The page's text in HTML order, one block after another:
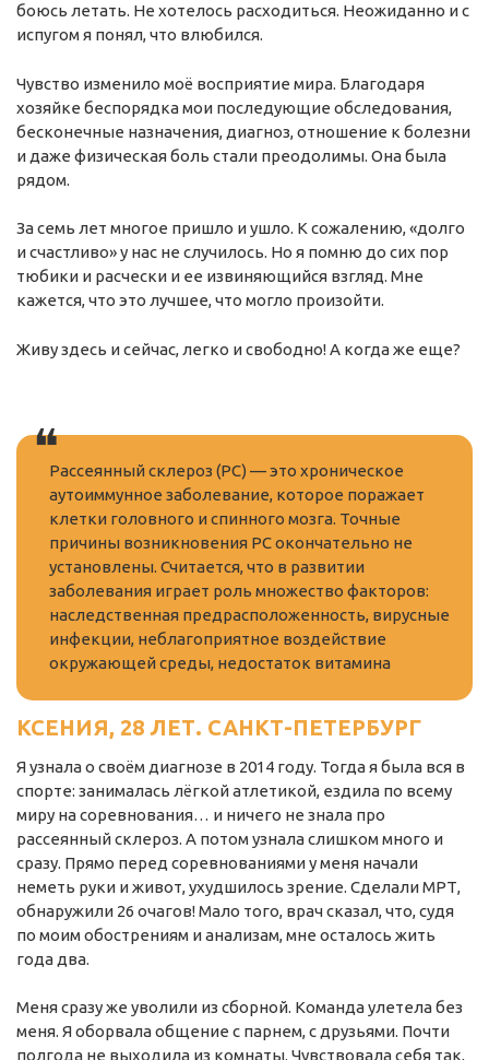
Челябинская область
боюсь летать. Не хотелось расходиться. Неожиданно и с
испугом я понял, что влюбился.
Чувство изменило моё восприятие мира. Благодаря
хозяйке беспорядка мои последующие обследования,
бесконечные назначения, диагноз, отношение к болезни
и даже физическая боль стали преодолимы. Она была
рядом.
За семь лет многое пришло и ушло. К сожалению, «долго
и счастливо» у нас не случилось. Но я помню до сих пор
тюбики и расчески и ее извиняющийся взгляд. Мне
кажется, что это лучшее, что могло произойти.
Живу здесь и сейчас, легко и свободно! А когда же еще?
Рассеянный склероз (РС) — это хроническое
аутоиммунное заболевание, которое поражает
клетки головного и спинного мозга. Точные
причины возникновения РС окончательно не
установлены. Считается, что в развитии
заболевания играет роль множество факторов:
наследственная предрасположенность, вирусные
инфекции, неблагоприятное воздействие
окружающей среды, недостаток витамина
КСЕНИЯ, 28 ЛЕТ. САНКТ-ПЕТЕРБУРГ
Я узнала о своём диагнозе в 2014 году. Тогда я была вся в
спорте: занималась лёгкой атлетикой, ездила по всему
миру на соревнования… и ничего не знала про
рассеянный склероз. А потом узнала слишком много и
сразу. Прямо перед соревнованиями у меня начали
неметь руки и живот, ухудшилось зрение. Сделали МРТ,
обнаружили 26 очагов! Мало того, врач сказал, что, судя
по моим обострениям и анализам, мне осталось жить
года два.
Меня сразу же уволили из сборной. Команда улетела без
меня. Я оборвала общение с парнем, с друзьями. Почти
полгода не выходила из комнаты. Чувствовала себя так,